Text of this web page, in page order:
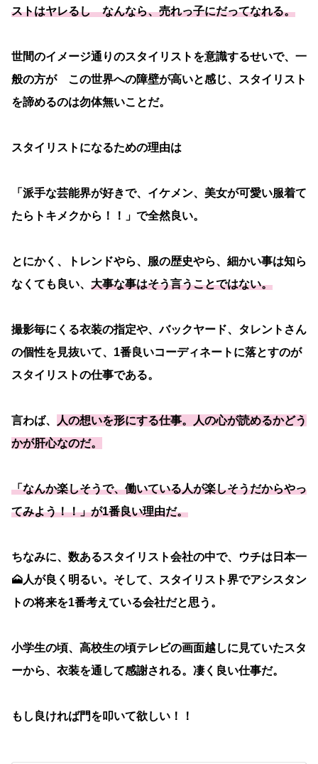
ストはヤレるし なんなら、売れっ子にだってなれる。
世間のイメージ通りのスタイリストを意識するせいで、一
般の方が この世界への障壁が高いと感じ、スタイリスト
を諦めるのは勿体無いことだ。
スタイリストになるための理由は
「派手な芸能界が好きで、イケメン、美女が可愛い服着て
たらトキメクから！！」で全然良い。
とにかく、トレンドやら、服の歴史やら、細かい事は知ら
なくても良い、 大事な事はそう言うことではない。
撮影毎にくる衣装の指定や、バックヤード、タレントさん
の個性を見抜いて、1番良いコーディネートに落とすのが
スタイリストの仕事である。
言わば、
人の想いを形にする仕事。人の心が読めるかどう
かが肝心なのだ。
「なんか楽しそうで、働いている人が楽しそうだからやっ
てみよう！！」が1番良い理由だ。
ちなみに、数あるスタイリスト会社の中で、ウチは日本一
🗻人が良く明るい。そして、スタイリスト界でアシスタン
トの将来を1番考えている会社だと思う。
小学生の頃、高校生の頃テレビの画面越しに見ていたスタ
ーから、衣装を通して感謝される。凄く良い仕事だ。
もし良ければ門を叩いて欲しい！！